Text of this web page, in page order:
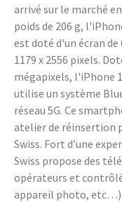
arrivé sur le marché
poids de 206 g,
est doté d'un écran
1179 x 2556 pixels.
mégapixels, l'iPhone
utilise un système
réseau 5G. Ce
atelier de réinsertion
Swiss. Fort d’une
Swiss propose des
opérateurs et
appareil photo,